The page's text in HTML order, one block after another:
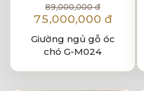
89,000,000 đ
75,000,000 đ
Giường ngủ gỗ óc
chó G-M024